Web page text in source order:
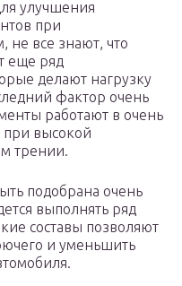
улучшения
при
не все знают, что
еще ряд
делают нагрузку
фактор очень
работают в очень
при высокой
трении.
подобрана очень
выполнять ряд
составы позволяют
и уменьшить